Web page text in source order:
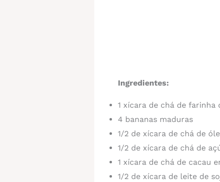
Ingredientes:
1 xícara de chá de farinha
4 bananas maduras
1/2 de xícara de chá de
1/2 de xícara de chá de
1 xícara de chá de cacau
1/2 de xícara de leite de